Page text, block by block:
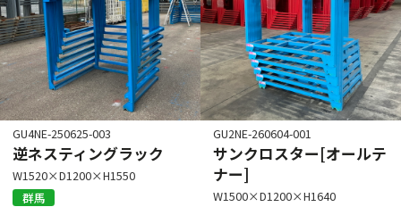
GU4NE-250625-003
逆ネスティングラック
W1520×D1200×H1550
群馬
GU2NE-260604-001
サンクロスター[オールテ
ナー]
W1500×D1200×H1640